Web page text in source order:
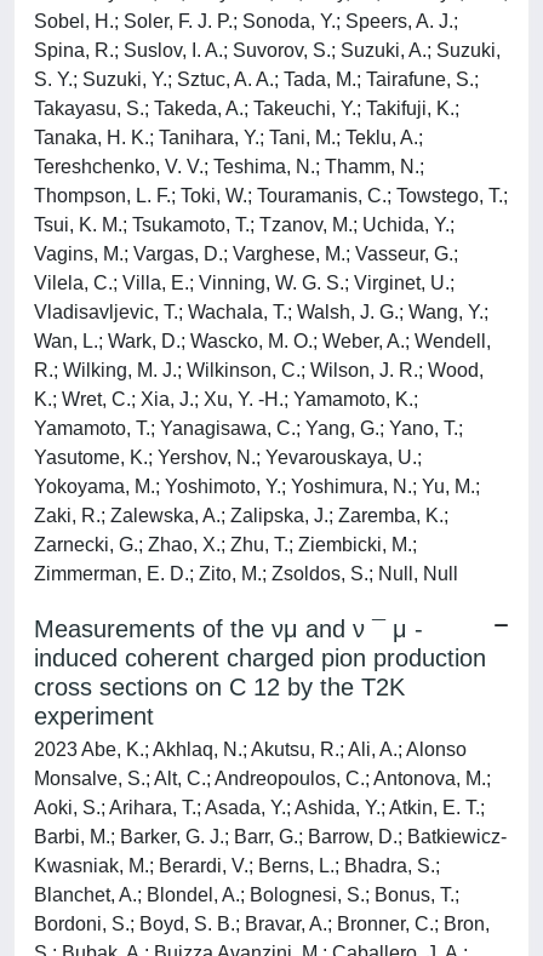
Sobel, H.; Soler, F. J. P.; Sonoda, Y.; Speers, A. J.;
Spina, R.; Suslov, I. A.; Suvorov, S.; Suzuki, A.; Suzuki,
S. Y.; Suzuki, Y.; Sztuc, A. A.; Tada, M.; Tairafune, S.;
Takayasu, S.; Takeda, A.; Takeuchi, Y.; Takifuji, K.;
Tanaka, H. K.; Tanihara, Y.; Tani, M.; Teklu, A.;
Tereshchenko, V. V.; Teshima, N.; Thamm, N.;
Thompson, L. F.; Toki, W.; Touramanis, C.; Towstego, T.;
Tsui, K. M.; Tsukamoto, T.; Tzanov, M.; Uchida, Y.;
Vagins, M.; Vargas, D.; Varghese, M.; Vasseur, G.;
Vilela, C.; Villa, E.; Vinning, W. G. S.; Virginet, U.;
Vladisavljevic, T.; Wachala, T.; Walsh, J. G.; Wang, Y.;
Wan, L.; Wark, D.; Wascko, M. O.; Weber, A.; Wendell,
R.; Wilking, M. J.; Wilkinson, C.; Wilson, J. R.; Wood,
K.; Wret, C.; Xia, J.; Xu, Y. -H.; Yamamoto, K.;
Yamamoto, T.; Yanagisawa, C.; Yang, G.; Yano, T.;
Yasutome, K.; Yershov, N.; Yevarouskaya, U.;
Yokoyama, M.; Yoshimoto, Y.; Yoshimura, N.; Yu, M.;
Zaki, R.; Zalewska, A.; Zalipska, J.; Zaremba, K.;
Zarnecki, G.; Zhao, X.; Zhu, T.; Ziembicki, M.;
Zimmerman, E. D.; Zito, M.; Zsoldos, S.; Null, Null
Measurements of the νμ and ν ¯ μ -
induced coherent charged pion production
cross sections on C 12 by the T2K
experiment
2023 Abe, K.; Akhlaq, N.; Akutsu, R.; Ali, A.; Alonso
Monsalve, S.; Alt, C.; Andreopoulos, C.; Antonova, M.;
Aoki, S.; Arihara, T.; Asada, Y.; Ashida, Y.; Atkin, E. T.;
Barbi, M.; Barker, G. J.; Barr, G.; Barrow, D.; Batkiewicz-
Kwasniak, M.; Berardi, V.; Berns, L.; Bhadra, S.;
Blanchet, A.; Blondel, A.; Bolognesi, S.; Bonus, T.;
Bordoni, S.; Boyd, S. B.; Bravar, A.; Bronner, C.; Bron,